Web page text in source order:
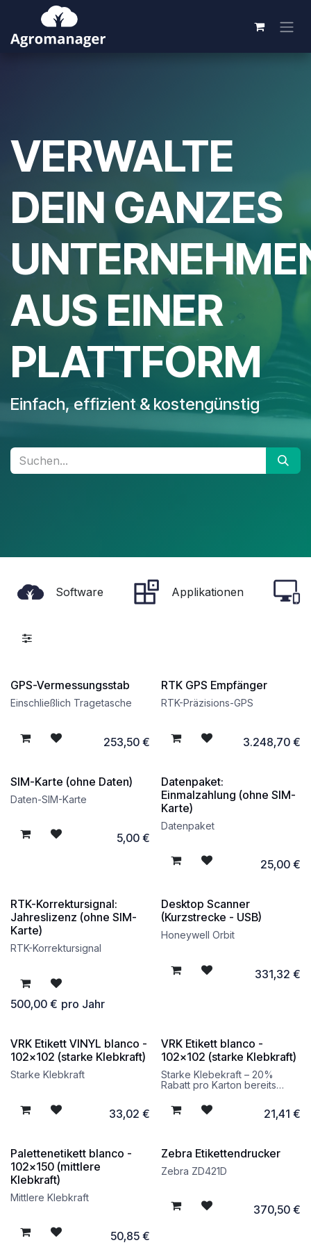
Zum Inhalt springen
VERWALTE
DEIN GANZES
AUS EINER
PLATTFORM
Einfach, effizient & kostengünstig
Software Applikationen
GPS-Vermessungsstab
Einschließlich Tragetasche
253,50€
RTK GPS Empfänger
RTK-Präzisions-GPS
3.248,70€
SIM-Karte (ohne Daten)
Daten-SIM-Karte
5,00€
Datenpaket:
Einmalzahlung (ohne SIM-
Karte)
Datenpaket
25,00€
RTK-Korrektursignal:
Jahreslizenz (ohne SIM-
Karte)
RTK-Korrektursignal
500,00 € pro Jahr
Desktop Scanner
(Kurzstrecke - USB)
Honeywell Orbit
331,32 €
VRK Etikett VINYL blanco -
102x102 (starke Klebkraft)
Starke Klebkraft
33,02 €
VRK Etikett blanco -
102x102 (starke Klebkraft)
Starke Klebekraft – 20%
Rabatt pro Karton bereits
21,41 €
Palettenetikett blanco -
102x150 (mittlere
Klebkraft)
Mittlere Klebkraft
50,85€
Zebra Etikettendrucker
Zebra ZD421D
370,50€